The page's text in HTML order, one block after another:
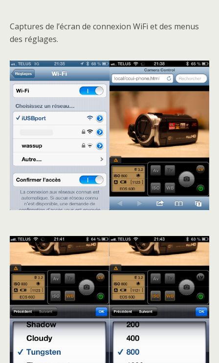
Captures de l’écran de connexion WiFi et des menus
des réglages.